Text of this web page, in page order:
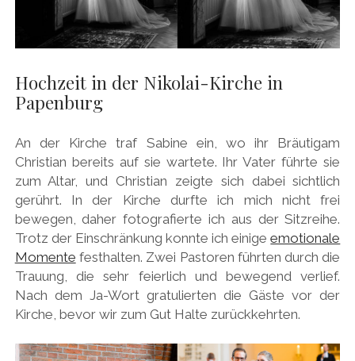
Hochzeit in der Nikolai-Kirche in
Papenburg
An der Kirche traf Sabine ein, wo ihr Bräutigam
Christian bereits auf sie wartete. Ihr Vater führte sie
zum Altar, und Christian zeigte sich dabei sichtlich
gerührt. In der Kirche durfte ich mich nicht frei
bewegen, daher fotografierte ich aus der Sitzreihe.
Trotz der Einschränkung konnte ich einigeemotionale
Momente festhalten. Zwei Pastoren führten durch die
Trauung, die sehr feierlich und bewegend verlief.
Nach dem Ja-Wort gratulierten die Gäste vor der
Kirche, bevor wir zum Gut Halte zurückkehrten.